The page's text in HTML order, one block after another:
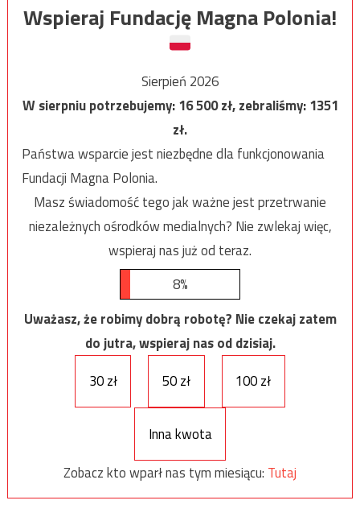
Wspieraj Fundację Magna Polonia!
Sierpień 2026
W sierpniu potrzebujemy:16 500zł, zebraliśmy:1351
zł.
Państwa wsparcie jest niezbędne dla funkcjonowania
Fundacji Magna Polonia.
Masz świadomość tego jak ważne jest przetrwanie
niezależnych ośrodków medialnych? Nie zwlekaj więc,
wspieraj nas już od teraz.
8%
Uważasz, że robimy dobrą robotę? Nie czekaj zatem
do jutra, wspieraj nas od dzisiaj.
30 zł
50 zł 100 zł
Inna kwota
Zobacz kto wparł nas tym miesiącu: Tutaj